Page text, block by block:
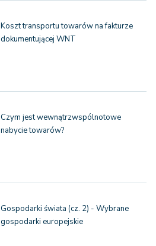
Koszt transportu towarów na fakturze
dokumentującej WNT
Czym jest wewnątrzwspólnotowe
nabycie towarów?
Gospodarki świata (cz. 2) - Wybrane
gospodarki europejskie